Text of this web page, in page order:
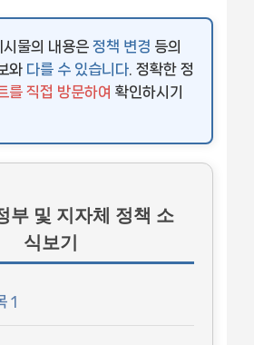
시물의 내용은 정책 변경 등의
와 다를 수 있습니다 . 정확한 정
를 직접 방문하여 확인하시기
부 및 지자체 정책 소
식보기
1